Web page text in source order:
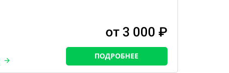
от 3 000 ₽
ПОДРОБНЕЕ